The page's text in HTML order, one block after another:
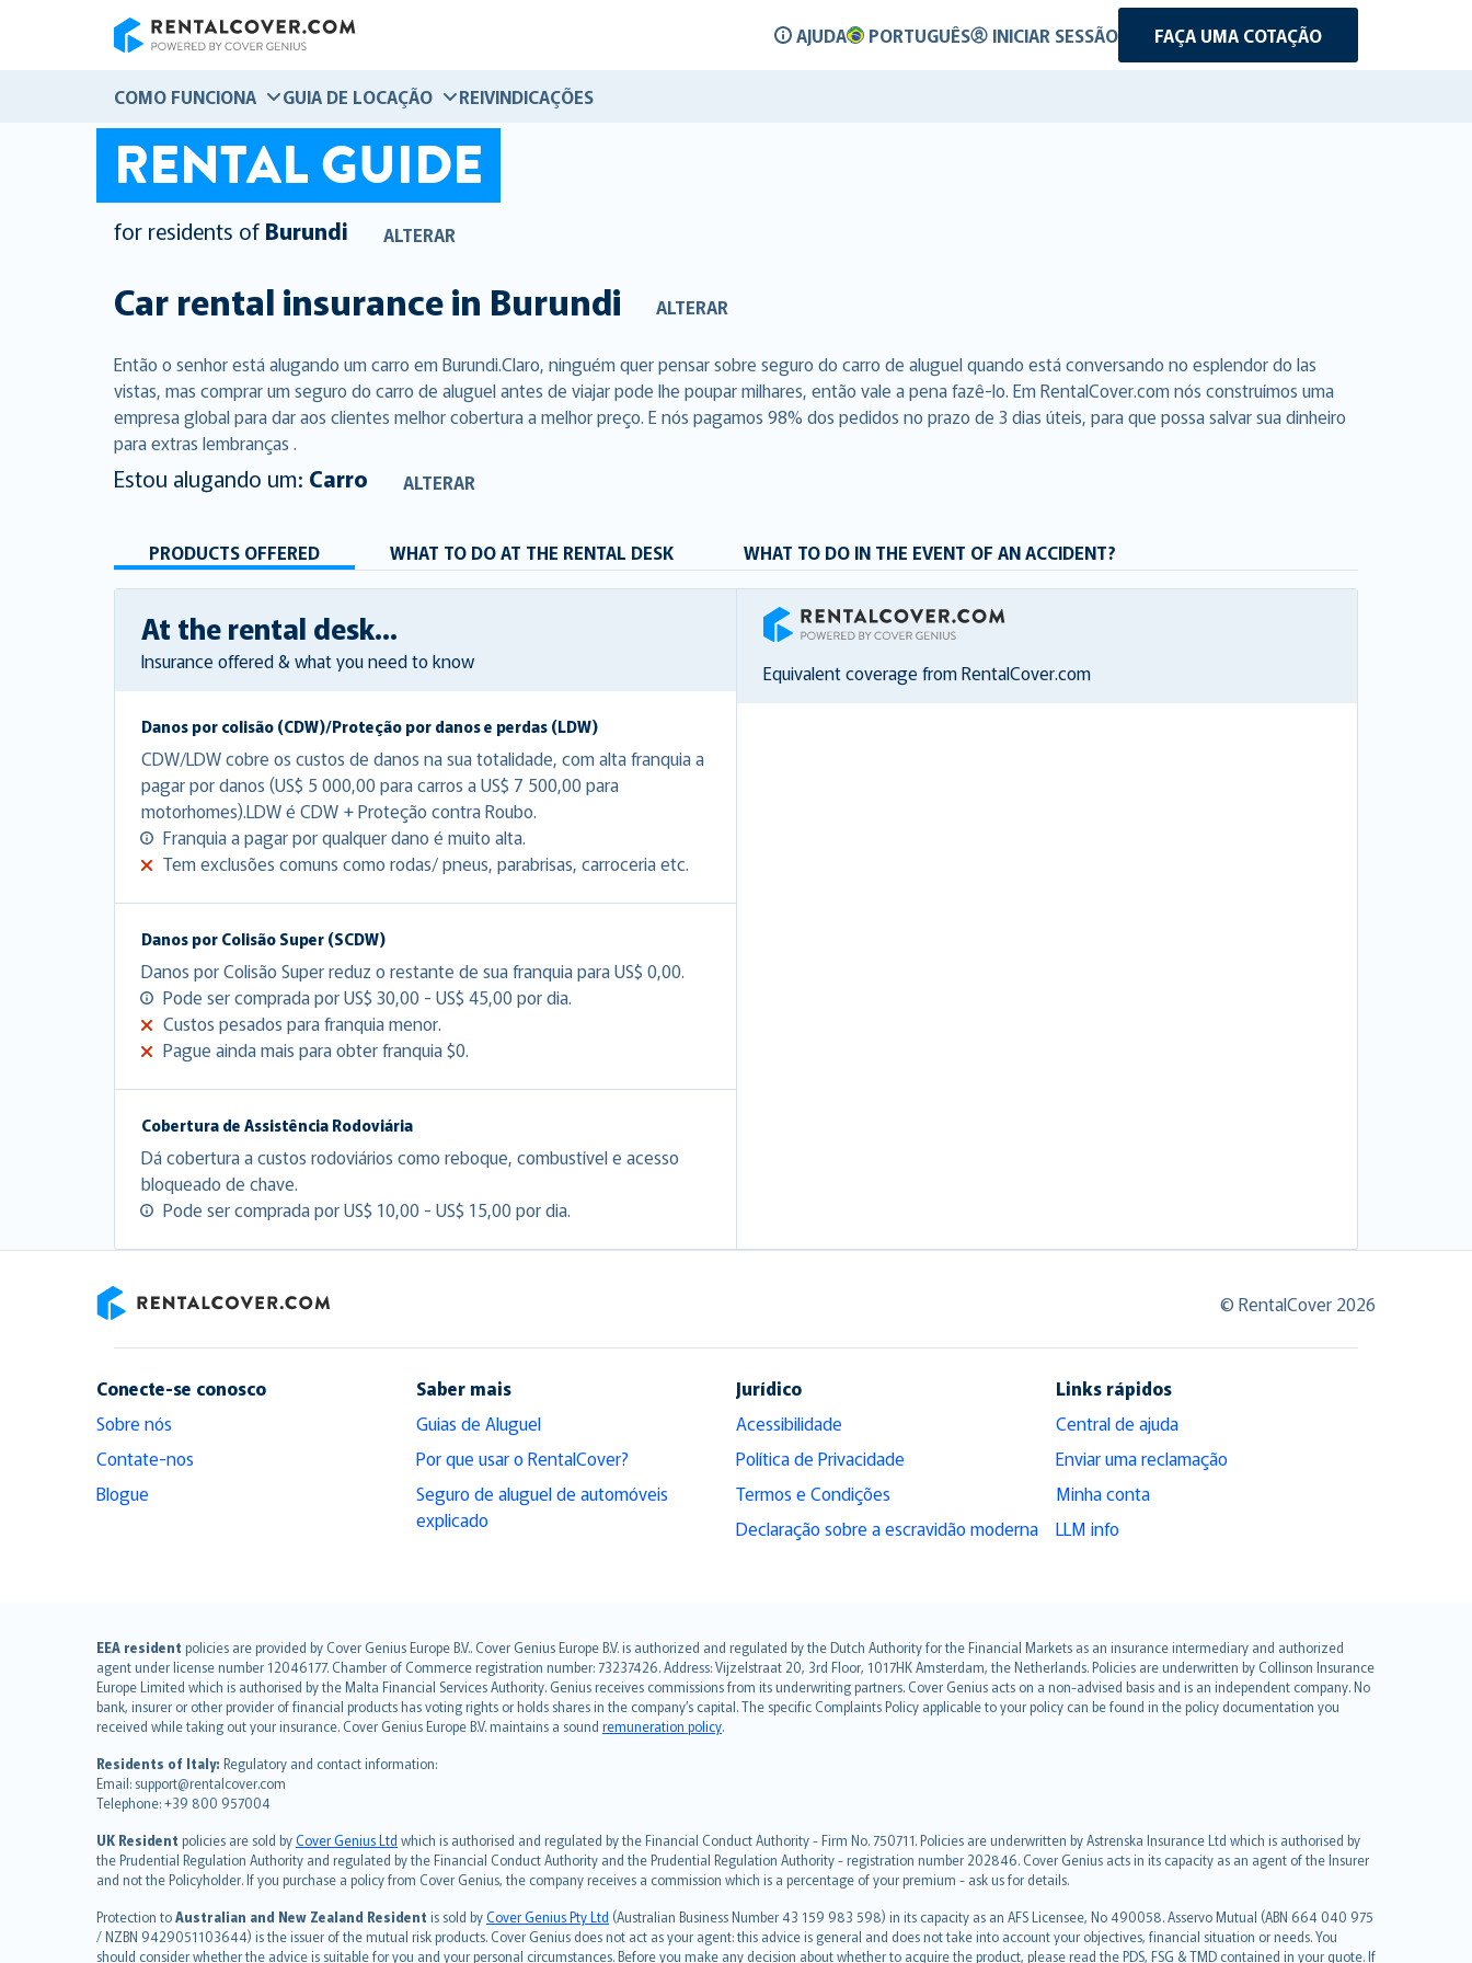
AJUDA PORTUGUÊS INICIAR SESSÃO FAÇA UMA COTAÇÃO
COMO FUNCIONA GUIA DE LOCAÇÃO REIVINDICAÇÕES
RENTAL GUIDE
for residents of Burundi ALTERAR
Car rental insurance in Burundi ALTERAR
Então o senhor está alugando um carro em Burundi.Claro, ninguém quer pensar sobre seguro do carro de aluguel quando está conversando no esplendor do las
vistas, mas comprar um seguro do carro de aluguel antes de viajar pode lhe poupar milhares, então vale a pena fazê-lo. Em RentalCover.com nós construímos uma
empresa global para dar aos clientes melhor cobertura a melhor preço. E nós pagamos 98% dos pedidos no prazo de 3 dias úteis, para que possa salvar sua dinheiro
para extras lembranças .
Estou alugando um: Carro ALTERAR
PRODUCTS OFFERED WHAT TO DO AT THE RENTAL DESK WHAT TO DO IN THE EVENT OF AN ACCIDENT?
At the rental desk...
Insurance offered & what you need to know
Danos por colisão (CDW)/Proteção por danos e perdas (LDW)
CDW/LDW cobre os custos de danos na sua totalidade, com alta franquia a
pagar por danos (US$ 5 000,00 para carros a US$ 7 500,00 para
motorhomes).LDW é CDW + Proteção contra Roubo.
Franquia a pagar por qualquer dano é muito alta.
Tem exclusões comuns como rodas/ pneus, parabrisas, carroceria etc.
Danos por Colisão Super (SCDW)
Danos por Colisão Super reduz o restante de sua franquia para US$ 0,00.
Pode ser comprada por US$ 30,00 - US$ 45,00 por dia.
Custos pesados para franquia menor.
Pague ainda mais para obter franquia $0.
Cobertura de Assistência Rodoviária
Dá cobertura a custos rodoviários como reboque, combustível e acesso
bloqueado de chave.
Pode ser comprada por US$ 10,00 - US$ 15,00 por dia.
RentalCover
Equivalent coverage from RentalCover.com
© RentalCover 2026
Conecte-se conosco
Sobre nós
Contate-nos
Blogue
Saber mais
Guias de Aluguel
Por que usar o RentalCover?
Seguro de aluguel de automóveis
explicado
Jurídico
Acessibilidade
Política de Privacidade
Termos e Condições
Declaração sobre a escravidão moderna
Links rápidos
Central de ajuda
Enviar uma reclamação
Minha conta
LLM info
EEA resident policies are provided by Cover Genius Europe B.V.. Cover Genius Europe B.V. is authorized and regulated by the Dutch Authority for the Financial Markets as an insurance intermediary and authorized
agent under license number 12046177. Chamber of Commerce registration number: 73237426. Address: Vijzelstraat 20, 3rd Floor, 1017HK Amsterdam, the Netherlands. Policies are underwritten by Collinson Insurance
Europe Limited which is authorised by the Malta Financial Services Authority. Genius receives commissions from its underwriting partners. Cover Genius acts on a non-advised basis and is an independent company. No
bank, insurer or other provider of financial products has voting rights or holds shares in the company’s capital. The specific Complaints Policy applicable to your policy can be found in the policy documentation you
received while taking out your insurance. Cover Genius Europe B.V. maintains a sound remuneration policy.
Residents of Italy: Regulatory and contact information:
Email: support@rentalcover.com
Telephone: +39 800 957004
UK Resident policies are sold byCover Genius Ltd which is authorised and regulated by the Financial Conduct Authority - Firm No. 750711. Policies are underwritten by Astrenska Insurance Ltd which is authorised by
the Prudential Regulation Authority and regulated by the Financial Conduct Authority and the Prudential Regulation Authority - registration number 202846. Cover Genius acts in its capacity as an agent of the Insurer
and not the Policyholder. If you purchase a policy from Cover Genius, the company receives a commission which is a percentage of your premium - ask us for details.
Protection toAustralian and New Zealand Resident is sold byCover Genius Pty Ltd (Australian Business Number 43 159 983 598) in its capacity as an AFS Licensee, No 490058. Asservo Mutual (ABN 664 040 975
/ NZBN 9429051103644) is the issuer of the mutual risk products. Cover Genius does not act as your agent: this advice is general and does not take into account your objectives, financial situation or needs. You
should consider whether the advice is suitable for you and your personal circumstances. Before you make any decision about whether to acquire the product, please read the PDS, FSG & TMD contained in your quote. If
English (UK)
English (US)
Deutsch
français
Nederlands
español
italiano
简体中文
繁體中文
Português
polski
עברית